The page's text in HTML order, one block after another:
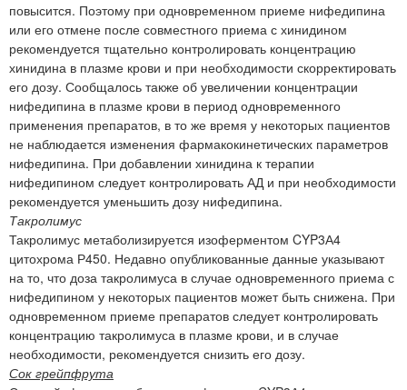
повысится. Поэтому при одновременном приеме нифедипина
или его отмене после совместного приема с хинидином
рекомендуется тщательно контролировать концентрацию
хинидина в плазме крови и при необходимости скорректировать
его дозу. Сообщалось также об увеличении концентрации
нифедипина в плазме крови в период одновременного
применения препаратов, в то же время у некоторых пациентов
не наблюдается изменения фармакокинетических параметров
нифедипина. При добавлении хинидина к терапии
нифедипином следует контролировать АД и при необходимости
рекомендуется уменьшить дозу нифедипина.
Такролимус
Такролимус метаболизируется изоферментом CYP3А4
цитохрома Р450. Недавно опубликованные данные указывают
на то, что доза такролимуса в случае одновременного приема с
нифедипином у некоторых пациентов может быть снижена. При
одновременном приеме препаратов следует контролировать
концентрацию такролимуса в плазме крови, и в случае
необходимости, рекомендуется снизить его дозу.
Сок грейпфрута